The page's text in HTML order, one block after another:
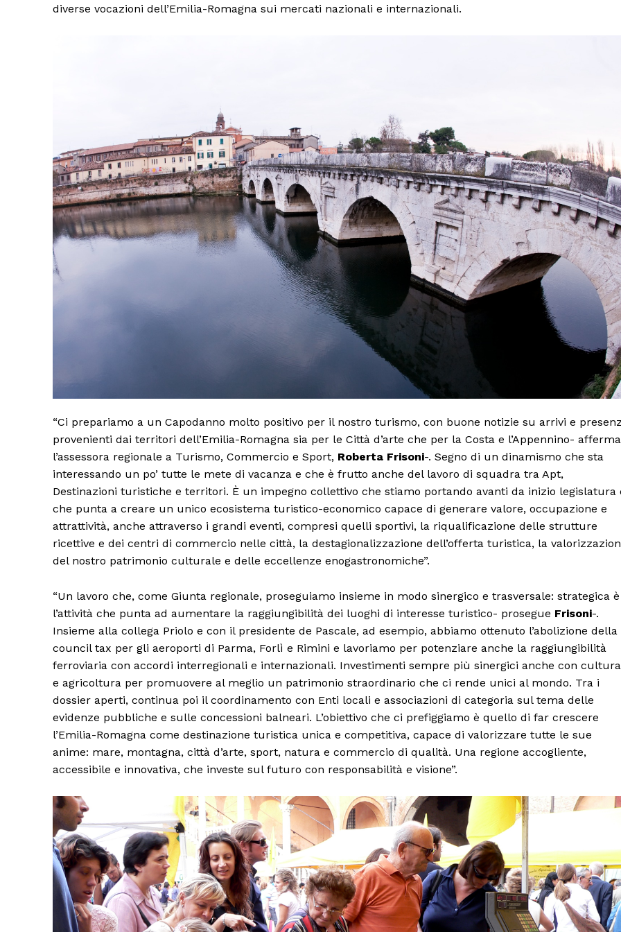
Condividi
Menu
AREEINTERNE
Canale TV 70/80/90
SPORT
diverse vocazioni dell’Emilia-Romagna sui mercati nazionali e internazionali.
“Ci prepariamo a un Capodanno molto positivo per il nostro turismo, con buone notizie su arrivi e
provenienti dai territori dell’Emilia-Romagna sia per le Città d’arte che per la Costa e l’Appennino- afferma
l’assessora regionale a Turismo, Commercio e Sport, Roberta Frisoni-. Segno di un dinamismo che sta
interessando un po’ tutte le mete di vacanza e che è frutto anche del lavoro di squadra tra Apt,
Destinazioni turistiche e territori. È un impegno collettivo che stiamo portando avanti da inizio legislatura
che punta a creare un unico ecosistema turistico-economico capace di generare valore, occupazione e
attrattività, anche attraverso i grandi eventi, compresi quelli sportivi, la riqualificazione delle strutture
ricettive e dei centri di commercio nelle città, la destagionalizzazione dell’offerta turistica, la
del nostro patrimonio culturale e delle eccellenze enogastronomiche”.
“Un lavoro che, come Giunta regionale, proseguiamo insieme in modo sinergico e trasversale: strategica è
l’attività che punta ad aumentare la raggiungibilità dei luoghi di interesse turistico- prosegue Frisoni-.
Insieme alla collega Priolo e con il presidente de Pascale, ad esempio, abbiamo ottenuto l’abolizione della
council tax per gli aeroporti di Parma, Forlì e Rimini e lavoriamo per potenziare anche la raggiungibilità
ferroviaria con accordi interregionali e internazionali. Investimenti sempre più sinergici anche con cultura
e agricoltura per promuovere al meglio un patrimonio straordinario che ci rende unici al mondo. Tra i
dossier aperti, continua poi il coordinamento con Enti locali e associazioni di categoria sul tema delle
evidenze pubbliche e sulle concessioni balneari. L’obiettivo che ci prefiggiamo è quello di far crescere
l’Emilia-Romagna come destinazione turistica unica e competitiva, capace di valorizzare tutte le sue
anime: mare, montagna, città d’arte, sport, natura e commercio di qualità. Una regione accogliente,
accessibile e innovativa, che investe sul futuro con responsabilità e visione”.